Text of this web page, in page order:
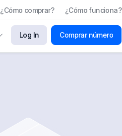
¿Cómo comprar? ¿Cómo funciona?
Log In Comprar número